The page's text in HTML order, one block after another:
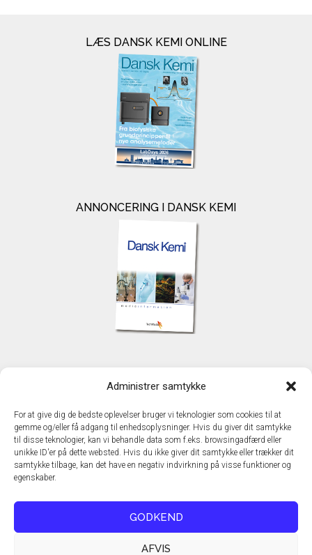
Administrer samtykke
For at give dig de bedste oplevelser bruger vi teknologier som cookies til at
gemme og/eller få adgang til enhedsoplysninger. Hvis du giver dit samtykke
til disse teknologier, kan vi behandle data som f.eks. browsingadfærd eller
unikke ID'er på dette websted. Hvis du ikke giver dit samtykke eller trækker dit
samtykke tilbage, kan det have en negativ indvirkning på visse funktioner og
egenskaber.
GODKEND
AFVIS
LÆS DANSK KEMI ONLINE
ANNONCERING I DANSK KEMI
TechMedia A/S
DK - 2600 Glostrup
www.techmedia.dk
Telefon: +45 43 24 26 28
E-mail:info@techmedia.dk